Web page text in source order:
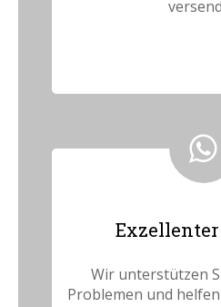
Wir unterstützen
Problemen und